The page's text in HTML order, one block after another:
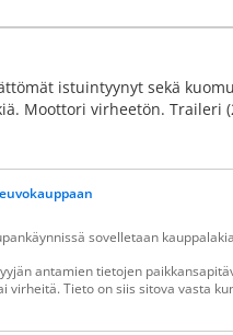
istuintyynyt sekä
Moottori virheetön. Traileri
sovelletaan
antamien tietojen
Tieto on siis sitova vasta